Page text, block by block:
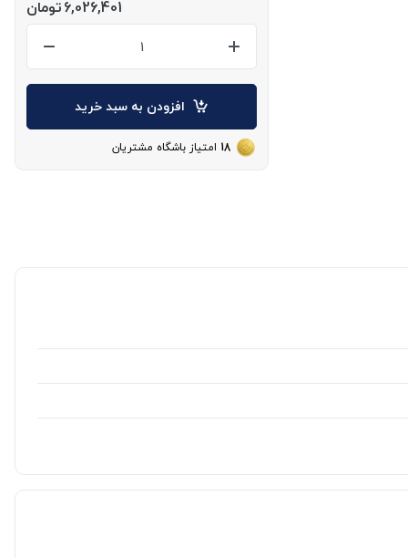
6,026,401تومان
افزودن به سبد خرید
18 امتیاز باشگاه مشتریان